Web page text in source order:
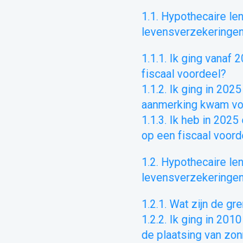
1.1. Hypothecaire
1.1.1. Ik ging vanaf
fiscaal voordeel?
1.1.2. Ik ging in
aanmerking kwam
1.1.3. Ik heb in
op een fiscaal
1.2. Hypothecaire
1.2.1. Wat zijn de
1.2.2. Ik ging in
de plaatsing van